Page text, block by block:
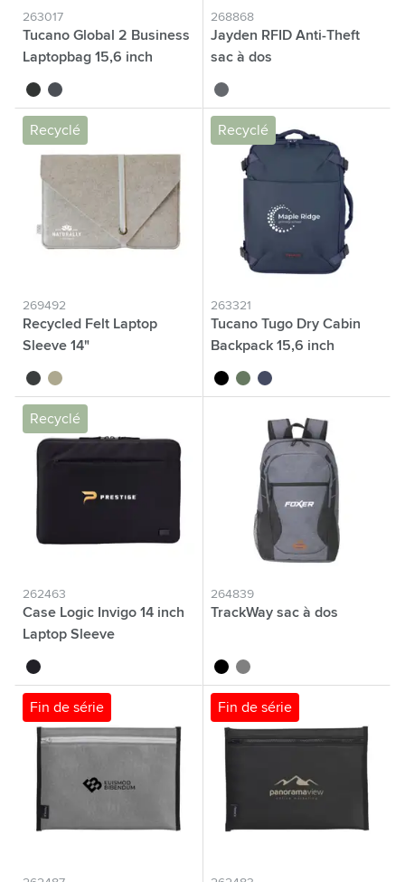
263017
Tucano Global 2 Business
Laptopbag 15,6 inch
noir bleu foncé
268868
Jayden RFID Anti-Theft
sac à dos
gris foncé
Recyclé
269492
Recycled Felt Laptop
Sleeve 14"
noir taupe
Recyclé
263321
Tucano Tugo Dry Cabin
Backpack 15,6 inch
noir vert foncébleu foncé
Recyclé
262463
Case Logic Invigo 14 inch
Laptop Sleeve
noir
264839
TrackWay sac à dos
noir gris
Fin de série Fin de série